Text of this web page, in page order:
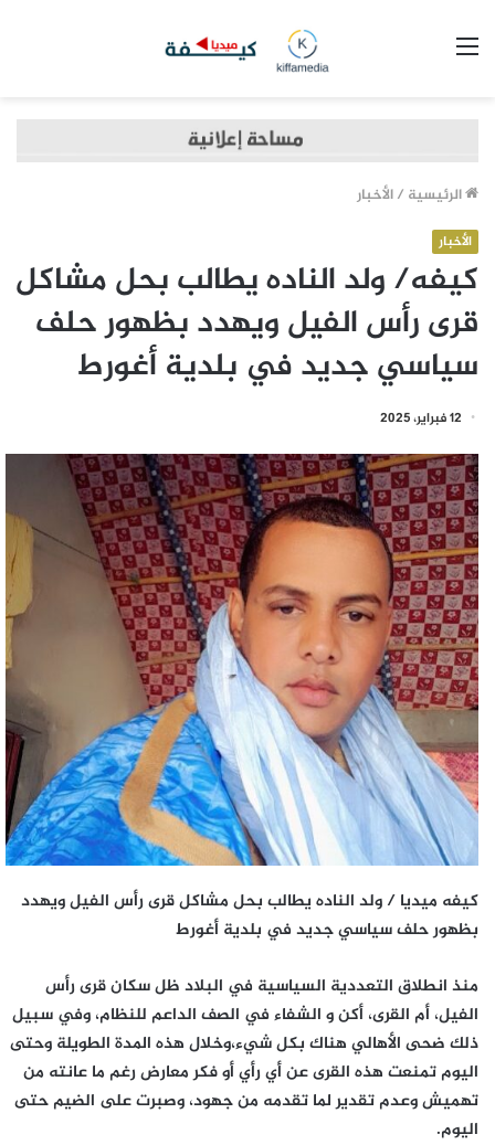
الرئيسية /الأخبار
الأخبار
كيفه/ ولد الناده يطالب بحل مشاكل
قرى رأس الفيل ويهدد بظهور حلف
سياسي جديد في بلدية أغورط
12 فبراير، 2025
كيفه ميديا / ولد الناده يطالب بحل مشاكل قرى رأس الفيل ويهدد
بظهور حلف سياسي جديد في بلدية أغورط
منذ انطلاق التعددية السياسية في البلاد ظل سكان قرى رأس
الفيل، أم القرى، أكن و الشفاء في الصف الداعم للنظام، وفي سبيل
ذلك ضحى الأهالي هناك بكل شيء،وخلال هذه المدة الطويلة وحتى
اليوم تمنعت هذه القرى عن أي رأي أو فكر معارض رغم ما عانته من
تهميش وعدم تقدير لما تقدمه من جهود، وصبرت على الضيم حتى
اليوم.